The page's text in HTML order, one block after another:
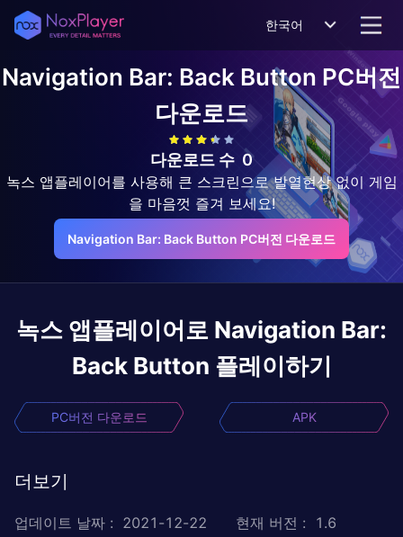
한국어
Navigation Bar: Back Button PC버전
다운로드
다운로드 수 0
녹스 앱플레이어를 사용해 큰 스크린으로 발열현상 없이 게임
을 마음껏 즐겨 보세요!
Navigation Bar: Back Button PC버전 다운로드
녹스 앱플레이어로 Navigation Bar:
Back Button 플레이하기
PC버전 다운로드 APK
더보기
업데이트 날짜 : 2021-12-22 현재 버전 : 1.6